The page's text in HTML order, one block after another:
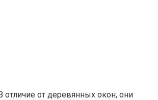
от деревянных окон, они